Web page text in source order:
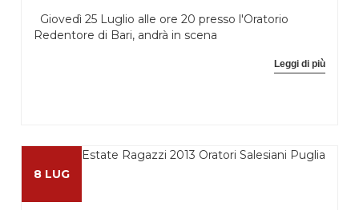
Giovedì 25 Luglio alle ore 20 presso l'Oratorio
Redentore di Bari, andrà in scena
Leggi di più
8 LUG